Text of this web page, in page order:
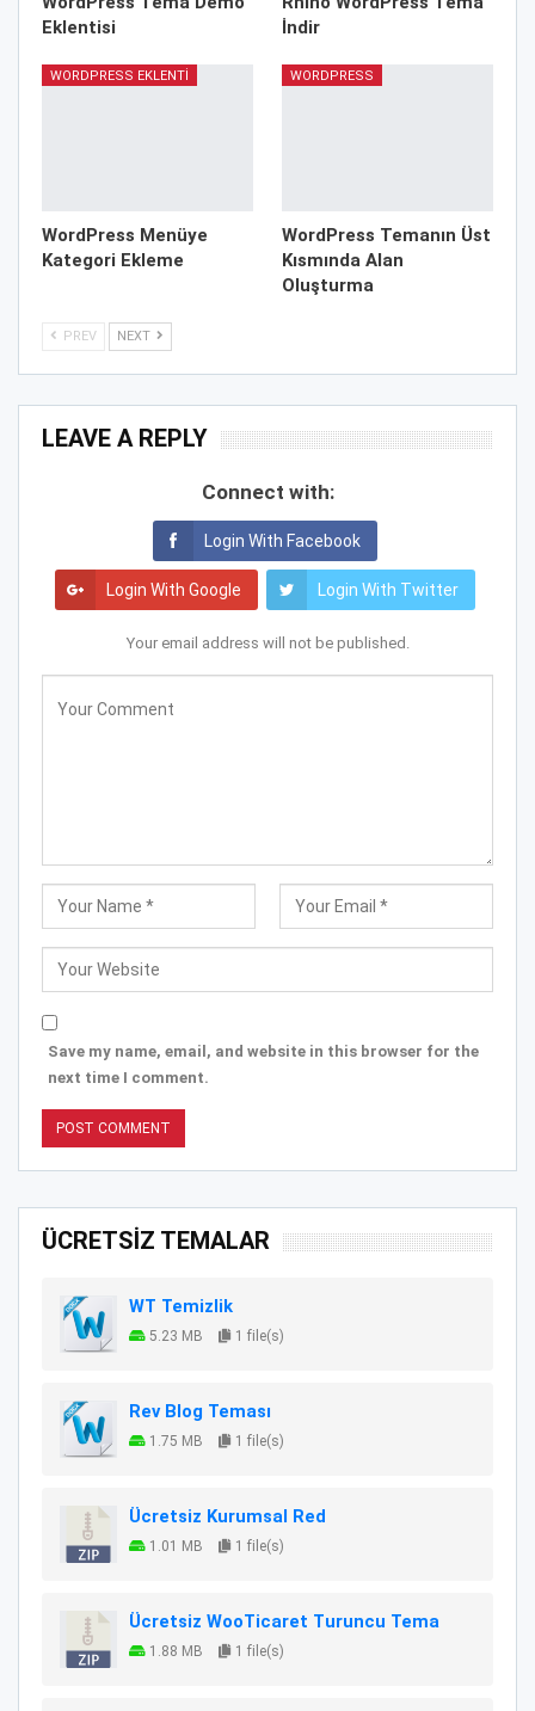
Eklentisi
İndir
WORDPRESS EKLENTI
WordPress Menüye
Kategori Ekleme
WORDPRESS
WordPress Temanın Üst
Kısmında Alan
Oluşturma
PREV NEXT
LEAVE A REPLY
Connect with:
Login With Facebook
Login With Google Login With Twitter
Your email address will not be published.
Save my name, email, and website in this browser for the
next time I comment.
ÜCRETSİZ TEMALAR
WT Temizlik
5.23 MB 1 file(s)
Rev Blog Teması
1.75 MB 1 file(s)
Ücretsiz Kurumsal Red
1.01 MB 1 file(s)
Ücretsiz WooTicaret Turuncu Tema
1.88 MB 1 file(s)